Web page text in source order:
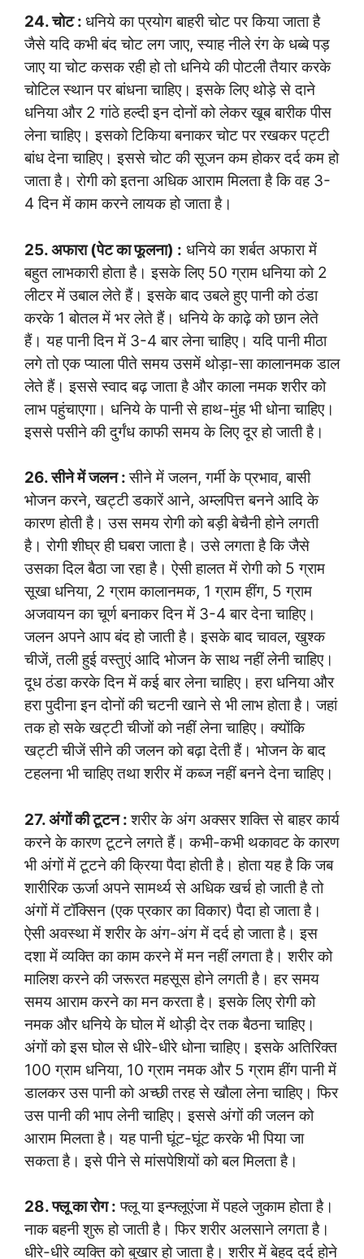
24. चोट : धनिये का प्रयोग बाहरी चोट पर किया जाता है
जैसे यदि कभी बंद चोट लग जाए, स्याह नीले रंग के धब्बे पड़
जाए या चोट कसक रही हो तो धनिये की पोटली तैयार करके
चोटिल स्थान पर बांधना चाहिए। इसके लिए थोड़े से दाने
धनिया और 2 गांठे हल्दी इन दोनों को लेकर खूब बारीक पीस
लेना चाहिए। इसको टिकिया बनाकर चोट पर रखकर पट्टी
बांध देना चाहिए। इससे चोट की सूजन कम होकर दर्द कम हो
जाता है। रोगी को इतना अधिक आराम मिलता है कि वह 3-
4 दिन में काम करने लायक हो जाता है।
25. अफारा (पेट का फूलना) : धनिये का शर्बत अफारा में
बहुत लाभकारी होता है। इसके लिए 50 ग्राम धनिया को 2
लीटर में उबाल लेते हैं। इसके बाद उबले हुए पानी को ठंडा
करके 1 बोतल में भर लेते हैं। धनिये के काढ़े को छान लेते
हैं। यह पानी दिन में 3-4 बार लेना चाहिए। यदि पानी मीठा
लगे तो एक प्याला पीते समय उसमें थोड़ा-सा कालानमक डाल
लेते हैं। इससे स्वाद बढ़ जाता है और काला नमक शरीर को
लाभ पहुंचाएगा। धनिये के पानी से हाथ-मुंह भी धोना चाहिए।
इससे पसीने की दुर्गंध काफी समय के लिए दूर हो जाती है।
26. सीने में जलन :सीने में जलन, गर्मी के प्रभाव, बासी
भोजन करने, खट्टी डकारें आने, अम्लपित्त बनने आदि के
कारण होती है। उस समय रोगी को बड़ी बेचैनी होने लगती
है। रोगी शीघ्र ही घबरा जाता है। उसे लगता है कि जैसे
उसका दिल बैठा जा रहा है। ऐसी हालत में रोगी को 5 ग्राम
सूखा धनिया, 2 ग्राम कालानमक, 1 ग्राम हींग, 5 ग्राम
अजवायन का चूर्ण बनाकर दिन में 3-4 बार देना चाहिए।
जलन अपने आप बंद हो जाती है। इसके बाद चावल, खुश्क
चीजें, तली हुई वस्तुएं आदि भोजन के साथ नहीं लेनी चाहिए।
दूध ठंडा करके दिन में कई बार लेना चाहिए। हरा धनिया और
हरा पुदीना इन दोनों की चटनी खाने से भी लाभ होता है। जहां
तक हो सके खट्टी चीजों को नहीं लेना चाहिए। क्योंकि
खट्टी चीजें सीने की जलन को बढ़ा देती हैं। भोजन के बाद
टहलना भी चाहिए तथा शरीर में कब्ज नहीं बनने देना चाहिए।
27. अंगों की टूटन :शरीर के अंग अक्सर शक्ति से बाहर कार्य
करने के कारण टूटने लगते हैं। कभी-कभी थकावट के कारण
भी अंगों में टूटने की क्रिया पैदा होती है। होता यह है कि जब
शारीरिक ऊर्जा अपने सामर्थ्य से अधिक खर्च हो जाती है तो
अंगों में टॉक्सिन (एक प्रकार का विकार) पैदा हो जाता है।
ऐसी अवस्था में शरीर के अंग-अंग में दर्द हो जाता है। इस
दशा में व्यक्ति का काम करने में मन नहीं लगता है। शरीर को
मालिश करने की जरूरत महसूस होने लगती है। हर समय
समय आराम करने का मन करता है। इसके लिए रोगी को
नमक और धनिये के घोल में थोड़ी देर तक बैठना चाहिए।
अंगों को इस घोल से धीरे-धीरे धोना चाहिए। इसके अतिरिक्त
100 ग्राम धनिया, 10 ग्राम नमक और 5 ग्राम हींग पानी में
डालकर उस पानी को अच्छी तरह से खौला लेना चाहिए। फिर
उस पानी की भाप लेनी चाहिए। इससे अंगों की जलन को
आराम मिलता है। यह पानी घूंट-घूंट करके भी पिया जा
सकता है। इसे पीने से मांसपेशियों को बल मिलता है।
28. फ्लू का रोग : फ्लू या इन्फ्लूएंजा में पहले जुकाम होता है।
नाक बहनी शुरू हो जाती है। फिर शरीर अलसाने लगता है।
धीरे-धीरे व्यक्ति को बुखार हो जाता है। शरीर में बेहद दर्द होने